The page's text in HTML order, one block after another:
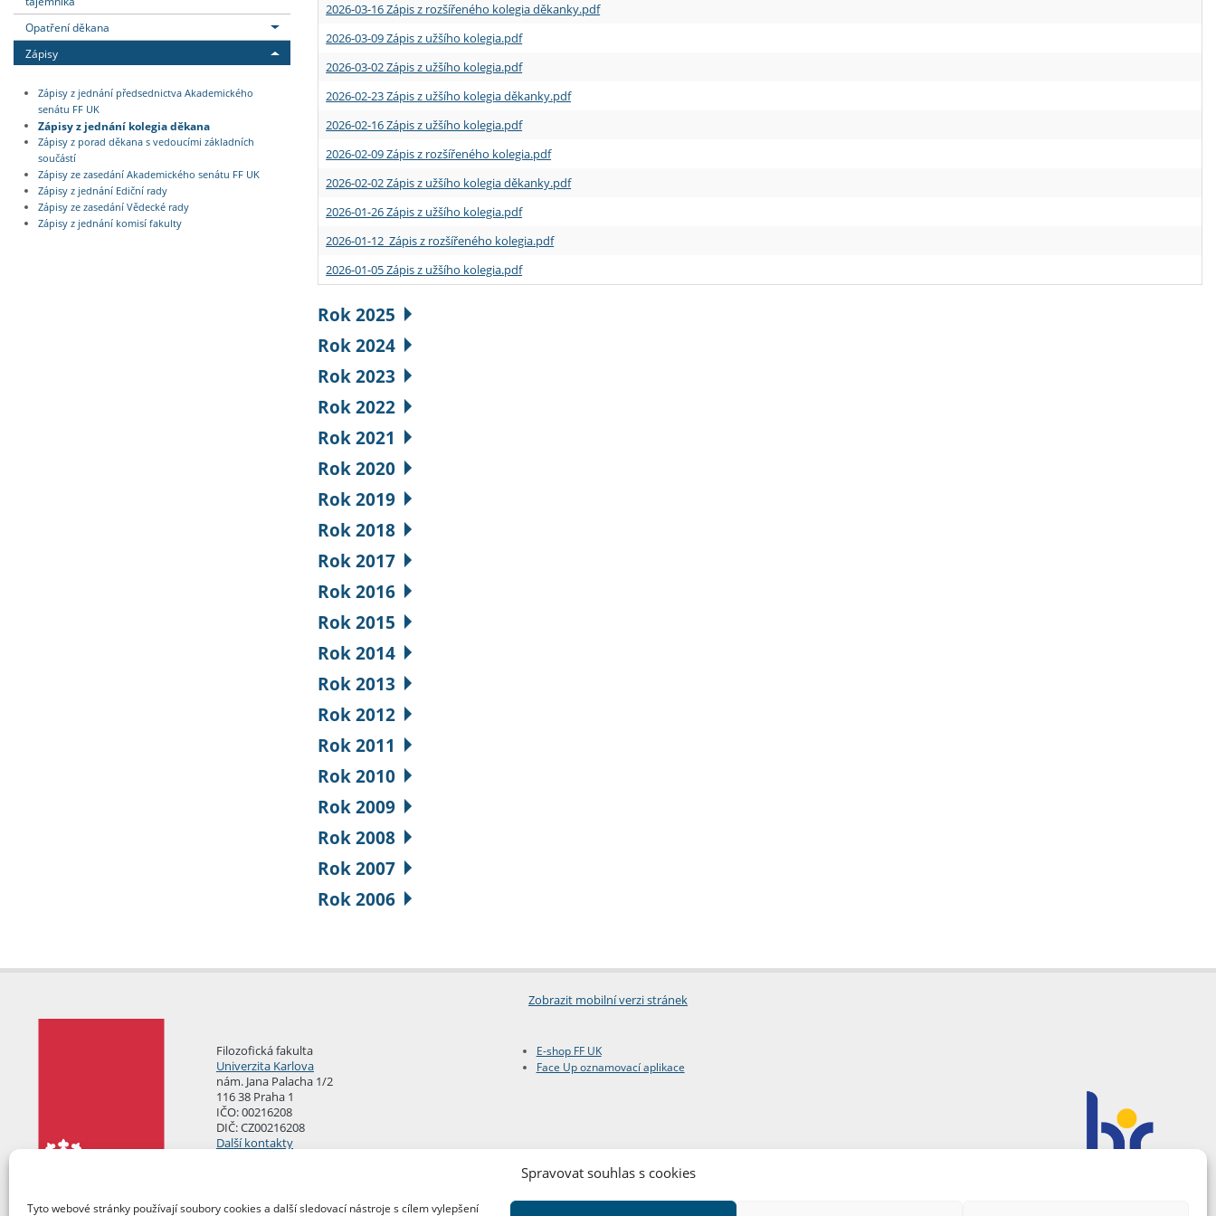
Spravovat souhlas s cookies
Tyto webové stránky používají soubory cookies a další sledovací nástroje s cílem vylepšení
Opatření děkana
Zápisy
Zápisy z jednání předsednictva Akademického
senátu FF UK
Zápisy z jednání kolegia děkana
Zápisy z porad děkana s vedoucími základních
součástí
Zápisy ze zasedání Akademického senátu FF UK
Zápisy z jednání Ediční rady
Zápisy ze zasedání Vědecké rady
Zápisy z jednání komisí fakulty
2026-03-16 Zápis z rozšířeného kolegia děkanky.pdf
2026-03-09 Zápis z užšího kolegia.pdf
2026-03-02 Zápis z užšího kolegia.pdf
2026-02-23 Zápis z užšího kolegia děkanky.pdf
2026-02-16 Zápis z užšího kolegia.pdf
2026-02-09 Zápis z rozšířeného kolegia.pdf
2026-02-02 Zápis z užšího kolegia děkanky.pdf
2026-01-26 Zápis z užšího kolegia.pdf
2026-01-12 Zápis z rozšířeného kolegia.pdf
2026-01-05 Zápis z užšího kolegia.pdf
Rok 2025
Rok 2024
Rok 2023
Rok 2022
Rok 2021
Rok 2020
Rok 2019
Rok 2018
Rok 2017
Rok 2016
Rok 2015
Rok 2014
Rok 2013
Rok 2012
Rok 2011
Rok 2010
Rok 2009
Rok 2008
Rok 2007
Rok 2006
Zobrazit mobilní verzi stránek
Filozofická fakulta
Univerzita Karlova
nám. Jana Palacha 1/2
116 38 Praha 1
IČO: 00216208
DIČ: CZ00216208
Další kontakty
E-shop FF UK
Face Up oznamovací aplikace